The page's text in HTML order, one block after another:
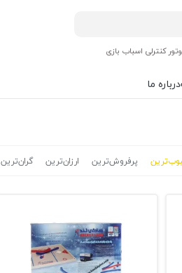
کنترلی اسباب بازی
درباره ما
پرفروش‌ترین ارزان‌ترین گران‌ترین